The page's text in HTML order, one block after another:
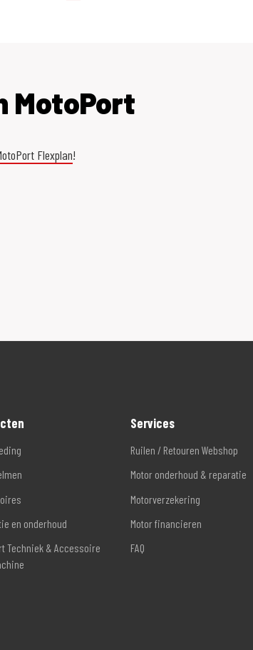
MotoPort
Flexplan!
en onderhoud
Techniek & Accessoire
Services
Ruilen / Retouren Webshop
Motor onderhoud & reparatie
Motorverzekering
Motor financieren
FAQ